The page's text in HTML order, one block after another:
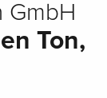
GmbH
Ton,